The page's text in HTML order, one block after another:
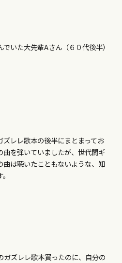
いた大先輩Aさん（６０代後半）
レレ歌本の後半にまとまってお
曲を弾いていましたが、世代間ギ
曲は聴いたこともないような、知
ズレレ歌本買ったのに、自分の